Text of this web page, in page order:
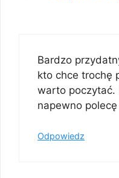
Bardzo
kto chce trochę
warto poczytać.
napewno
Odpowiedz